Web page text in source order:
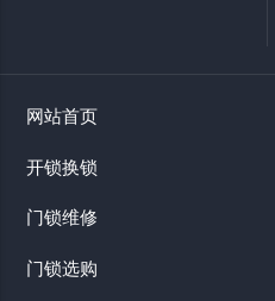
网站首页
开锁换锁
门锁维修
门锁选购